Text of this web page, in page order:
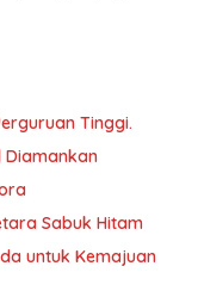
Tinggi.
Diamankan
Sabuk Hitam
untuk Kemajuan